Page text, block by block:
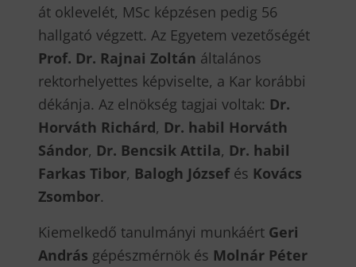
át oklevelét, MSc képzésen pedig 56
hallgató végzett. Az Egyetem vezetőségét
Prof. Dr. Rajnai Zoltán általános
rektorhelyettes képviselte, a Kar korábbi
dékánja. Az elnökség tagjai voltak: Dr.
Horváth Richárd, Dr. habil Horváth
Sándor, Dr. Bencsik Attila, Dr. habil
Farkas Tibor, Balogh Józsefés Kovács
Zsombor.
Kiemelkedő tanulmányi munkáért Geri
András gépészmérnök és Molnár Péter